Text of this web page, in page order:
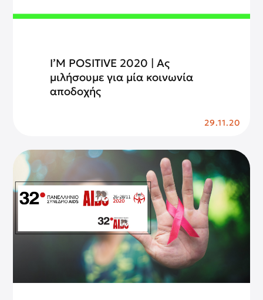
I’M POSITIVE 2020 | Ας
μιλήσουμε για μία κοινωνία
αποδοχής
29.11.20